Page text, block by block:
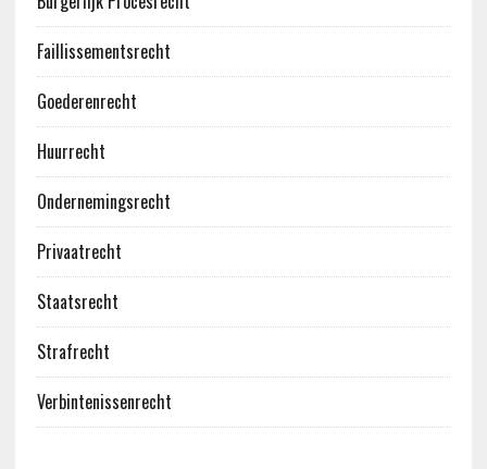
Faillissementsrecht
Goederenrecht
Huurrecht
Ondernemingsrecht
Privaatrecht
Staatsrecht
Strafrecht
Verbintenissenrecht